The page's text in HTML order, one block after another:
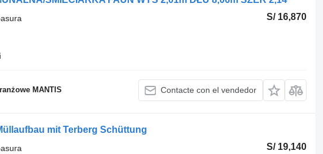
S/ 16,870
MANTIS Contacte con el vendedor
mit Terberg Schüttung
S/ 19,140